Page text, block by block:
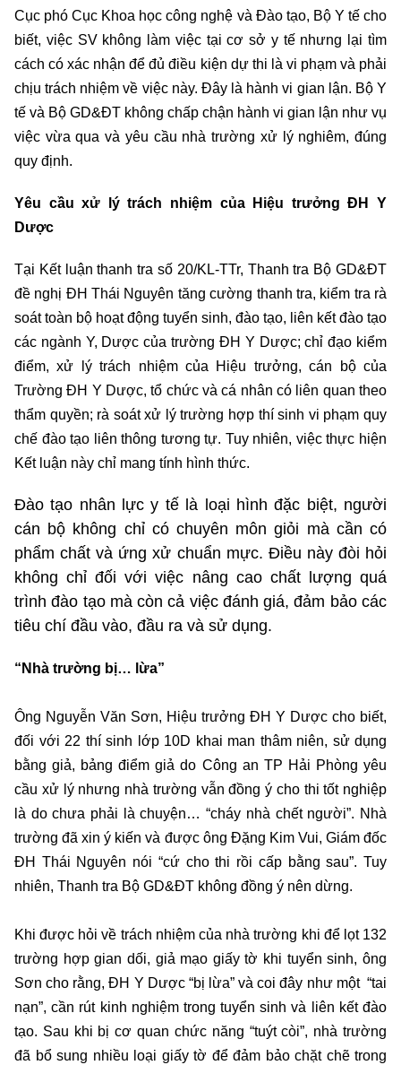
Cục phó Cục Khoa học công nghệ và Đào tạo, Bộ Y tế cho
biết, việc SV không làm việc tại cơ sở y tế nhưng lại tìm
cách có xác nhận để đủ điều kiện dự thi là vi phạm và phải
chịu trách nhiệm về việc này. Đây là hành vi gian lận. Bộ Y
tế và Bộ GD&ĐT không chấp chận hành vi gian lận như vụ
việc vừa qua và yêu cầu nhà trường xử lý nghiêm, đúng
quy định.
Yêu cầu xử lý trách nhiệm của Hiệu trưởng ĐH Y
Dược
Tại Kết luận thanh tra số 20/KL-TTr, Thanh tra Bộ GD&ĐT
đề nghị ĐH Thái Nguyên tăng cường thanh tra, kiểm tra rà
soát toàn bộ hoạt động tuyển sinh, đào tạo, liên kết đào tạo
các ngành Y, Dược của trường ĐH Y Dược; chỉ đạo kiểm
điểm, xử lý trách nhiệm của Hiệu trưởng, cán bộ của
Trường ĐH Y Dược, tổ chức và cá nhân có liên quan theo
thẩm quyền; rà soát xử lý trường hợp thí sinh vi phạm quy
chế đào tạo liên thông tương tự. Tuy nhiên, việc thực hiện
Kết luận này chỉ mang tính hình thức.
Đào tạo nhân lực y tế là loại hình đặc biệt, người
cán bộ không chỉ có chuyên môn giỏi mà cần có
phẩm chất và ứng xử chuẩn mực. Điều này đòi hỏi
không chỉ đối với việc nâng cao chất lượng quá
trình đào tạo mà còn cả việc đánh giá, đảm bảo các
tiêu chí đầu vào, đầu ra và sử dụng.
“Nhà trường bị… lừa”
Ông Nguyễn Văn Sơn, Hiệu trưởng ĐH Y Dược cho biết,
đối với 22 thí sinh lớp 10D khai man thâm niên, sử dụng
bằng giả, bảng điểm giả do Công an TP Hải Phòng yêu
cầu xử lý nhưng nhà trường vẫn đồng ý cho thi tốt nghiệp
là do chưa phải là chuyện… “cháy nhà chết người”. Nhà
trường đã xin ý kiến và được ông Đặng Kim Vui, Giám đốc
ĐH Thái Nguyên nói “cứ cho thi rồi cấp bằng sau”. Tuy
nhiên, Thanh tra Bộ GD&ĐT không đồng ý nên dừng.
Khi được hỏi về trách nhiệm của nhà trường khi để lọt 132
trường hợp gian dối, giả mạo giấy tờ khi tuyển sinh, ông
Sơn cho rằng, ĐH Y Dược “bị lừa” và coi đây như một “tai
nạn”, cần rút kinh nghiệm trong tuyển sinh và liên kết đào
tạo. Sau khi bị cơ quan chức năng “tuýt còi”, nhà trường
đã bổ sung nhiều loại giấy tờ để đảm bảo chặt chẽ trong